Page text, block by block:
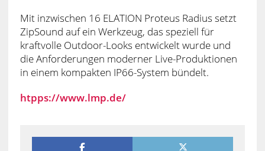
Mit inzwischen 16 ELATION Proteus Radius setzt
ZipSound auf ein Werkzeug, das speziell für
kraftvolle Outdoor-Looks entwickelt wurde und
die Anforderungen moderner Live-Produktionen
in einem kompakten IP66-System bündelt.
htpps://www.lmp.de/